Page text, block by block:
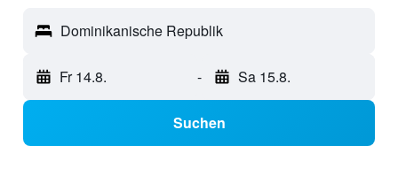
Dominikanische Republik
Fr 14.8. - Sa 15.8.
Suchen